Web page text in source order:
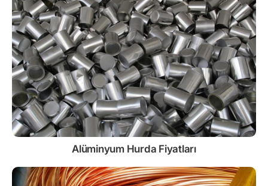
Alüminyum Hurda Fiyatları